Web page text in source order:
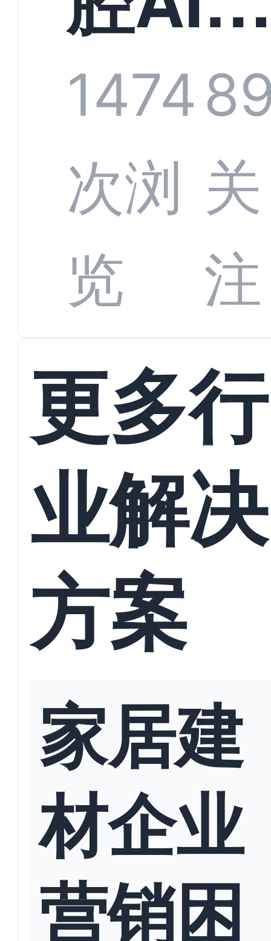
规模化
增长与
数字化
蜕变
服系统
全渠道
数据对
接
1474
次浏
览
关
注
更多行
业解决
方案
家居建
材企业
营销困